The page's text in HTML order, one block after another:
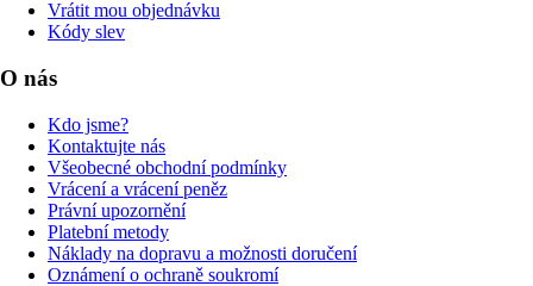
Vrátit mou objednávku
Kódy slev
O nás
Kdo jsme?
Kontaktujte nás
Všeobecné obchodní podmínky
Vrácení a vrácení peněz
Právní upozornění
Platební metody
Náklady na dopravu a možnosti doručení
Oznámení o ochraně soukromí